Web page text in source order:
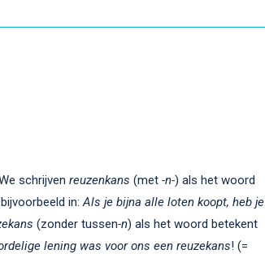
schrijven reuzenkans (met -n-) als het woord
bijvoorbeeld in:Als je bijna alle loten koopt, heb je
(zonder tussen-n) als het woord betekent
lening was voor ons een reuzekans! (=